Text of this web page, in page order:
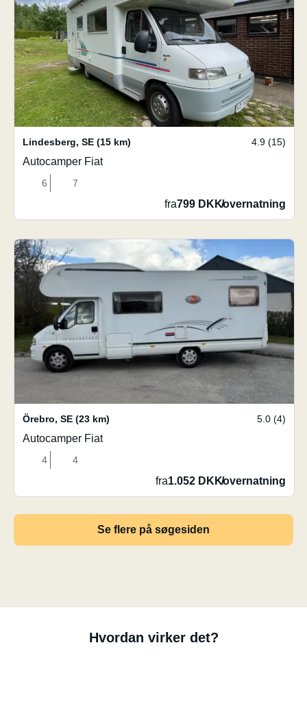
Lindesberg, SE (15 km) 4.9 (15)
Autocamper Fiat
6 7
fra799 DKK/overnatning
Örebro, SE (23 km) 5.0 (4)
Autocamper Fiat
4 4
fra1.052 DKK/overnatning
Se flere på søgesiden
Hvordan virker det?